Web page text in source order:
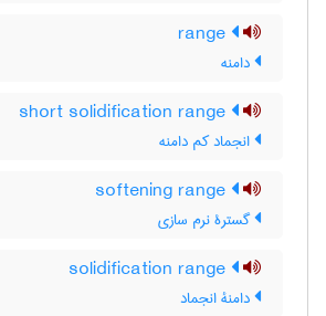
دامنه
انجماد کم دامنه
گسترۀ نرم سازی
دامنۀ انجماد